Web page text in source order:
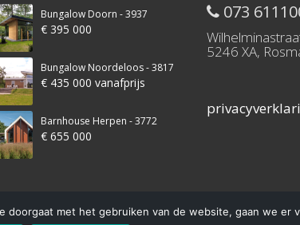
Bungalow Doorn - 3937
€ 395 000
Bungalow Noordeloos - 3817
€ 435 000 vanafprijs
Barnhouse Herpen - 3772
€ 655 000
073
5246 XA,
van Finnhouse.nl
met het gebruiken van de website, gaan we er